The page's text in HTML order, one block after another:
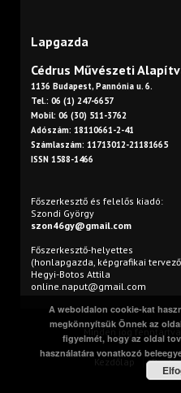
Lapgazda
Cédrus Művészeti
1136 Budapest, Pannónia u. 6.
Tel.: 06 (1) 247-6657
Mobil: 06 (30) 511-3762
Adószám: 18110661-2-41
Számlaszám: 11713012-21181665
ISSN 1588-1466
Főszerkesztő és felelős kiadó:
Szondi György
szon46gy@gmail.com
Főszerkesztő-helyettes
(honlapgazda, képgrafikai
Hegyi-Botos Attila
online.naput@gmail.com
Minden jog
Kezdőlap Print
A weboldalon cookie-kat
megkönnyítsük Önnek az
figyelmét, hogy az oldal
használatára vonatkozó